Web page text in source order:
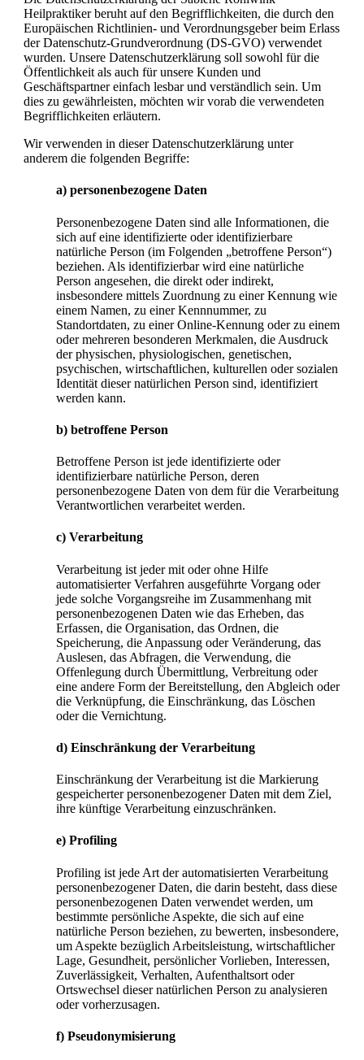
Heilpraktiker beruht auf den Begrifflichkeiten, die durch den
Europäischen Richtlinien- und Verordnungsgeber beim Erlass
der Datenschutz-Grundverordnung (DS-GVO) verwendet
wurden. Unsere Datenschutzerklärung soll sowohl für die
Öffentlichkeit als auch für unsere Kunden und
Geschäftspartner einfach lesbar und verständlich sein. Um
dies zu gewährleisten, möchten wir vorab die verwendeten
Begrifflichkeiten erläutern.
Wir verwenden in dieser Datenschutzerklärung unter
anderem die folgenden Begriffe:
a) personenbezogene Daten
Personenbezogene Daten sind alle Informationen, die
sich auf eine identifizierte oder identifizierbare
natürliche Person (im Folgenden „betroffene Person“)
beziehen. Als identifizierbar wird eine natürliche
Person angesehen, die direkt oder indirekt,
insbesondere mittels Zuordnung zu einer Kennung wie
einem Namen, zu einer Kennnummer, zu
Standortdaten, zu einer Online-Kennung oder zu einem
oder mehreren besonderen Merkmalen, die Ausdruck
der physischen, physiologischen, genetischen,
psychischen, wirtschaftlichen, kulturellen oder sozialen
Identität dieser natürlichen Person sind, identifiziert
werden kann.
b) betroffene Person
Betroffene Person ist jede identifizierte oder
identifizierbare natürliche Person, deren
personenbezogene Daten von dem für die Verarbeitung
Verantwortlichen verarbeitet werden.
c) Verarbeitung
Verarbeitung ist jeder mit oder ohne Hilfe
automatisierter Verfahren ausgeführte Vorgang oder
jede solche Vorgangsreihe im Zusammenhang mit
personenbezogenen Daten wie das Erheben, das
Erfassen, die Organisation, das Ordnen, die
Speicherung, die Anpassung oder Veränderung, das
Auslesen, das Abfragen, die Verwendung, die
Offenlegung durch Übermittlung, Verbreitung oder
eine andere Form der Bereitstellung, den Abgleich oder
die Verknüpfung, die Einschränkung, das Löschen
oder die Vernichtung.
d) Einschränkung der Verarbeitung
Einschränkung der Verarbeitung ist die Markierung
gespeicherter personenbezogener Daten mit dem Ziel,
ihre künftige Verarbeitung einzuschränken.
e) Profiling
Profiling ist jede Art der automatisierten Verarbeitung
personenbezogener Daten, die darin besteht, dass diese
personenbezogenen Daten verwendet werden, um
bestimmte persönliche Aspekte, die sich auf eine
natürliche Person beziehen, zu bewerten, insbesondere,
um Aspekte bezüglich Arbeitsleistung, wirtschaftlicher
Lage, Gesundheit, persönlicher Vorlieben, Interessen,
Zuverlässigkeit, Verhalten, Aufenthaltsort oder
Ortswechsel dieser natürlichen Person zu analysieren
oder vorherzusagen.
f) Pseudonymisierung